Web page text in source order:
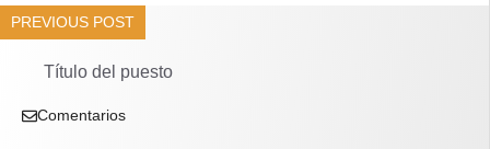
PREVIOUS POST
Título del puesto
Comentarios